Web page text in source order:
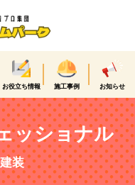
お役立ち情報 施工事例 お知らせ
ッショナル
装